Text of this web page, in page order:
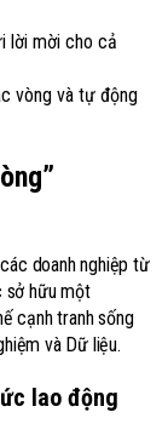
lời mời cho cả
vòng và tự động
doanh nghiệp từ
sở hữu một
cạnh tranh sống
và Dữ liệu.
lao động